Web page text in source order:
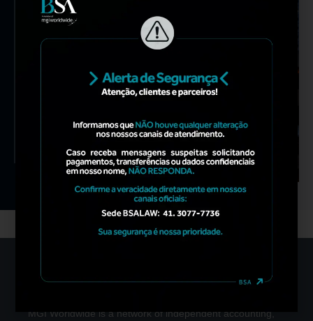
MGI Worldwide is a network of independent accounting,